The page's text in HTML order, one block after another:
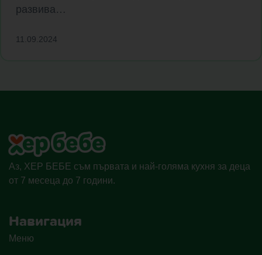
развива…
11.09.2024
Аз, ХЕР БЕБЕ съм първата и най-голяма кухня за деца
от 7 месеца до 7 години.
Навигация
Меню